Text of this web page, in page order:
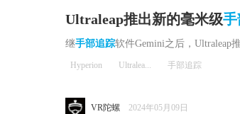
Ultraleap推出新的毫米级手
继手部追踪软件Gemini之后，Ultraleap
Hyperion Ultralea... 手部追踪
VR陀螺 2024年05月09日